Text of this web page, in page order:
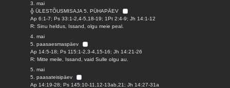
3. mai
╬ ÜLESTÕUSMISAJA 5. PÜHAPÄEV
Ap 6:1-7; Ps 33:1-2,4-5,18-19; 1Pt 2:4-9; Jh 14:1-12
R: Sinu heldus, Issand, olgu meie peal.
4. mai
5. paasaesmaspäev
Ap 14:5-18; Ps 115:1-2,3-4,15-16; Jh 14:21-26
R: Mitte meile, Issand, vaid Sulle olgu au.
5. mai
5. paasateisipäev
Ap 14:19-28; Ps 145:10-11,12-13ab,21; Jh 14:27-31a